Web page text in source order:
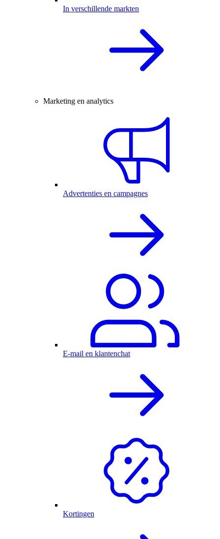
In verschillende markten
Marketing en analytics
Advertenties en campagnes
E-mail en klantenchat
Kortingen